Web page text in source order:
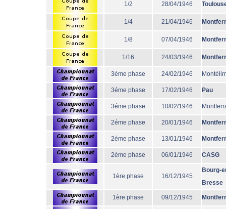
1/2 28/04/1946
1/4 21/04/1946
1/8 07/04/1946
1/16 24/03/1946
3éme phase 24/02/1946
3éme phase 17/02/1946 Pau
3éme phase 10/02/1946
2éme phase 20/01/1946
2éme phase 13/01/1946
2éme phase 06/01/1946 CASG
1ère phase 16/12/1945
Bourg-
Bresse
1ère phase 09/12/1945